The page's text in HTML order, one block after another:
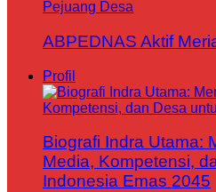
ABPEDNAS Aktif
Profil
Biografi Indra Utama:
Media, Kompetensi,
Indonesia Emas 2045